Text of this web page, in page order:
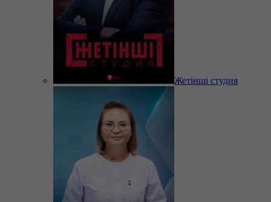
Жетінші студия